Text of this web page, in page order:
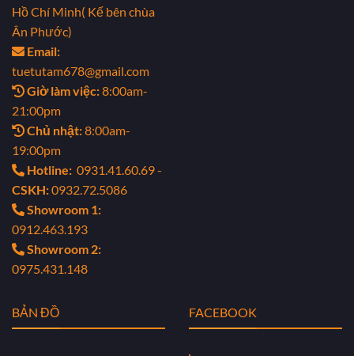
Hồ Chí Minh( Kế bên chùa
Ân Phước)
Email:
tuetutam678@gmail.com
Giờ làm việc:8:00am-
21:00pm
Chủ nhật:8:00am-
19:00pm
Hotline: 0931.41.60.69 -
CSKH:0932.72.5086
Showroom 1:
0912.463.193
Showroom 2:
0975.431.148
BẢN ĐỒ FACEBOOK